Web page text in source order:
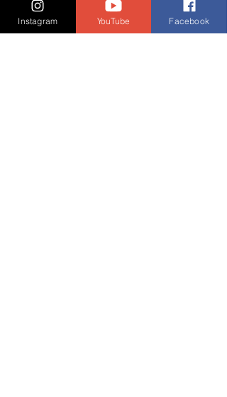
Download buku filsafat gratis
PDF bisa melanggar hak cipta
Instagram YouTube Facebook